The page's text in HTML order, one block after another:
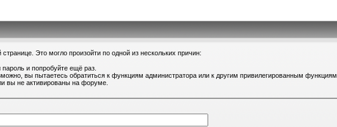
Это могло произойти по одной из нескольких причин:
и попробуйте ещё раз.
вы пытаетесь обратиться к функциям администратора или к другим привилегированным функциям.
вы не активированы на форуме.